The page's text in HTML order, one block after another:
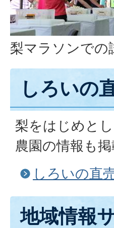
梨マラソンでの
しろいの
梨をはじめと
農園の情報も掲
しろいの直
地域情報